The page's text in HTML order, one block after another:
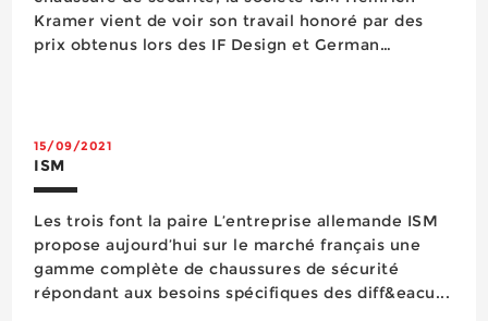
Kramer vient de voir son travail honoré par des
prix obtenus lors des IF Design et German
15/09/2021
ISM
Les trois font la paire L’entreprise allemande ISM
propose aujourd’hui sur le marché français une
gamme complète de chaussures de sécurité
répondant aux besoins spécifiques des diff&eacu...